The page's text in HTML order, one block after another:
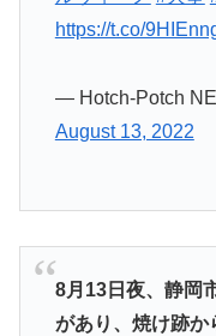
https://t.co/
— Hotch-Potch
August 13, 2022
8月13日夜、静岡
があり、焼け跡か